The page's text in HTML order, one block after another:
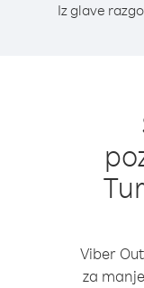
Iz glave
Viber
za